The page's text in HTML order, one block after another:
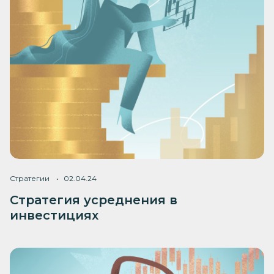
Стратегии 02.04.24
Стратегия усреднения в
инвестициях